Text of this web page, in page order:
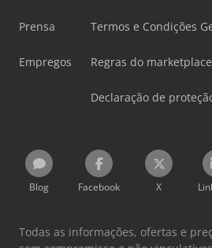
Prensa
Empregos
Termos e Condições
Regras do marketplace
Declaração de
Blog Facebook X
Todas as informações, ofertas e